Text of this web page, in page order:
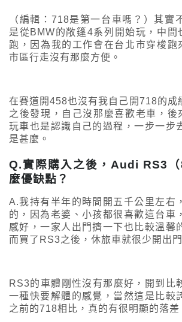
（編輯：718是第一台車嗎？）其實
是從BMW的敞篷4系列開始玩，中間
跑，因為我的工作會在台北市穿梭跑
市區行走沒有那麼方便。
在賽道開458也沒有我自己開718的成
之後發現，自己沒那麼喜歡老車，後
玩車也是認識自己的過程，一步一步
是甚麼。
Q.實際購入之後，Audi RS3
麼優缺點？
A.我持有半年的時間開五千公里左右
的，因為老婆、小孩都很喜歡這台車
感好，一家人出門擠一下也比較溫馨
而買了RS3之後，休旅車就很少開出門
RS3的車體剛性沒有那麼好，開到比
一種快要解體的感覺，當然這是比較
之前的718相比，真的有很明顯的落差